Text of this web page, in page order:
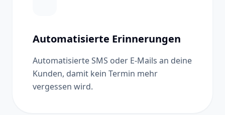
Automatisierte Erinnerungen
Automatisierte SMS oder E-Mails an deine
Kunden, damit kein Termin mehr
vergessen wird.